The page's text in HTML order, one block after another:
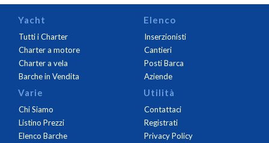
Yacht
Tutti i Charter
Charter a motore
Charter a vela
Barche in Vendita
Elenco
Inserzionisti
Cantieri
Posti Barca
Aziende
Varie
Chi Siamo
Listino Prezzi
Elenco Barche
Utilità
Contattaci
Registrati
Privacy Policy